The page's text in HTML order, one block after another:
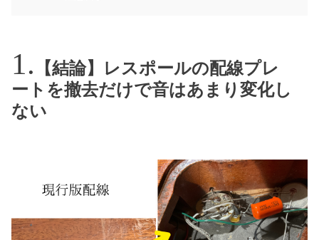
【結論】レスポールの配線プレ
ートを撤去だけで音はあまり変化し
ない